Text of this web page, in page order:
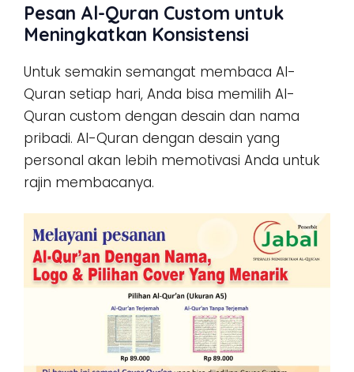
Pesan Al-Quran Custom untuk
Meningkatkan Konsistensi
Untuk semakin semangat membaca Al-
Quran setiap hari, Anda bisa memilih Al-
Quran custom dengan desain dan nama
pribadi. Al-Quran dengan desain yang
personal akan lebih memotivasi Anda untuk
rajin membacanya.